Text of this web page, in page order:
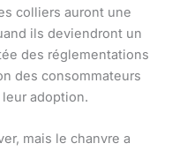
colliers auront une
ils deviendront un
des réglementations
des consommateurs
leur adoption.
mais le chanvre a